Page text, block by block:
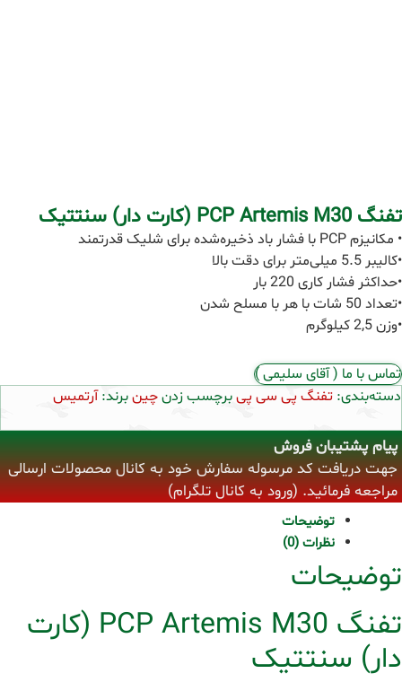
تفنگ PCP Artemis M30 (کارت دار) سنتتیک
• مکانیزم PCP با فشار باد ذخیره‌شده برای شلیک قدرتمند
•کالیبر 5.5 میلی‌متر برای دقت بالا
•حداکثر فشار کاری 220 بار
•تعداد 50 شات با هر با مسلح شدن
•وزن 2,5 کیلوگرم
تماس با ما ( آقای سلیمی )
دسته‌بندی: تفنگ پی سی پیبرچسب زدنچینبرند:آرتمیس
پیام پشتیبان فروش
جهت دریافت کد مرسوله سفارش خود به کانال محصولات ارسالی
مراجعه فرمائید. (ورود به کانال تلگرام)
توضیحات
نظرات (0)
توضیحات
تفنگ PCP Artemis M30 (کارت
دار) سنتتیک